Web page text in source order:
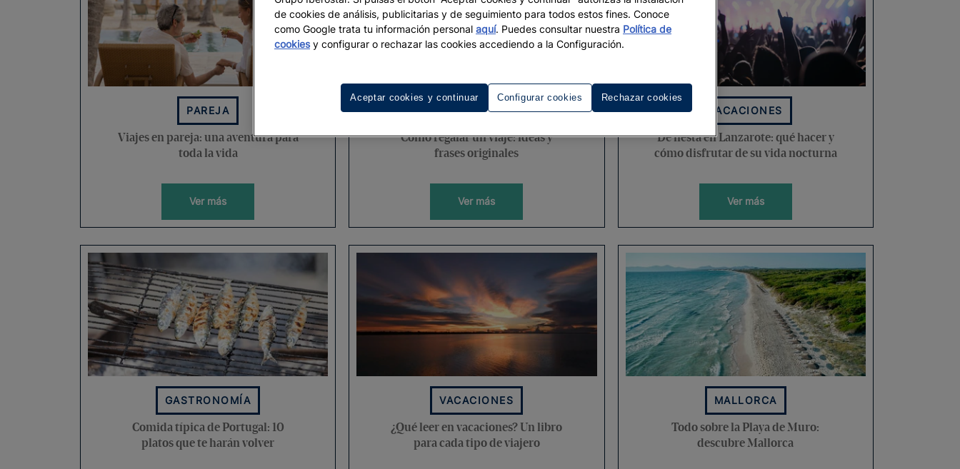
PAREJA
Viajes en pareja: una aventura para
toda la vida
Ver más
VACACIONES
Cómo regalar un viaje: ideas y
frases originales
Ver más
VACACIONES
De fiesta en Lanzarote: qué hacer y
cómo disfrutar de su vida nocturna
Ver más
GASTRONOMÍA
Comida típica de Portugal: 10
platos que te harán volver
VACACIONES
¿Qué leer en vacaciones? Un libro
para cada tipo de viajero
MALLORCA
Todo sobre la Playa de Muro:
descubre Mallorca
de cookies de análisis, publicitarias y de seguimiento para todos estos fines. Conoce
como Google trata tu información personal aquí. Puedes consultar nuestra Política de
cookiesy configurar o rechazar las cookies accediendo a la Configuración.
Configurar cookies Rechazar cookies
Aceptar cookies y continuar